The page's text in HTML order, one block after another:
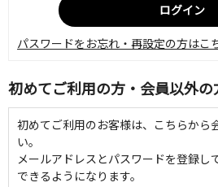
パスワードをお忘れ・再設定の方はこ
初めてご利用の方・会員以外の
初めてご利用のお客様は、こちらから
い。
メールアドレスとパスワードを登録し
できるようになります。